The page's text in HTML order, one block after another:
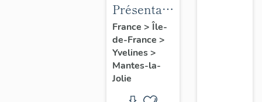
Présentation
de l'étude
France > Île-
de-France >
Yvelines>
Mantes-la-
Jolie